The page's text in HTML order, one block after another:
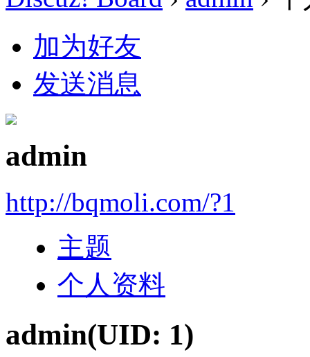
加为好友
发送消息
admin
http://bqmoli.com/?1
主题
个人资料
admin(UID: 1)